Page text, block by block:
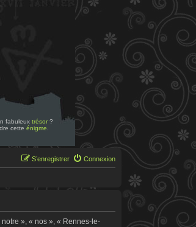
fabuleux trésor ?
cette énigme
Connexion
S’enregistrer
», « nos », « Rennes-le-